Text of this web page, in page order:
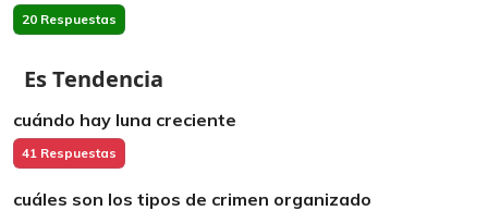
20 Respuestas
Es Tendencia
cuándo hay luna creciente
41 Respuestas
cuáles son los tipos de crimen organizado